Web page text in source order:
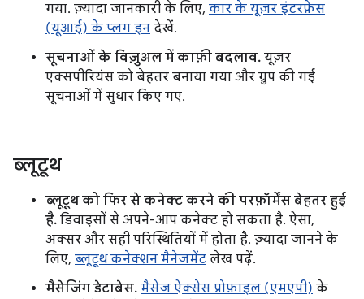
गया. ज़्यादा जानकारी के लिए, कार के यूज़र इंटरफ़ेस
(यूआई) के प्लग इन देखें.
सूचनाओं के विज़ुअल में काफ़ी बदलाव. यूज़र
एक्सपीरियंस को बेहतर बनाया गया और ग्रुप की गई
सूचनाओं में सुधार किए गए.
ब्लूटूथ
ब्लूटूथ को फिर से कनेक्ट करने की परफ़ॉर्मेंस बेहतर हुई
है. डिवाइसों से अपने-आप कनेक्ट हो सकता है. ऐसा,
अक्सर और सही परिस्थितियों में होता है. ज़्यादा जानने के
लिए, ब्लूटूथ कनेक्शन मैनेजमेंट लेख पढ़ें.
मैसेजिंग डेटाबेस. मैसेज ऐक्सेस प्रोफ़ाइल (एमएपी) के